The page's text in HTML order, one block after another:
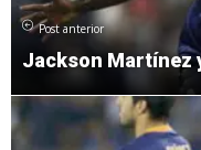
Post anterior
Jackson Martínez